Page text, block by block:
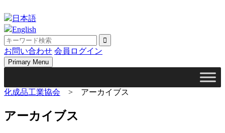
to
content
日本語
English
お問い合わせ 会員ログイン
Primary Menu
化成品工業協会 > アーカイブス
アーカイブス